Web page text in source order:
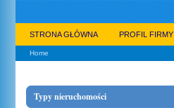
STRONA GŁÓWNA PROFIL FIRMY
Home
Typy nieruchomości